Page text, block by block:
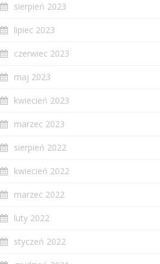
sierpień 2023
lipiec 2023
czerwiec 2023
maj 2023
kwiecień 2023
marzec 2023
sierpień 2022
kwiecień 2022
marzec 2022
luty 2022
styczeń 2022